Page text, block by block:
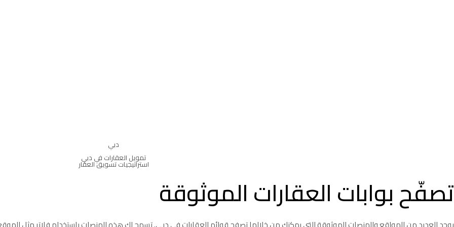
دبي
تمويل العقارات في دبي
استراتيجيات تسويق العقار
تصفّح بوابات العقارات الموثوقة